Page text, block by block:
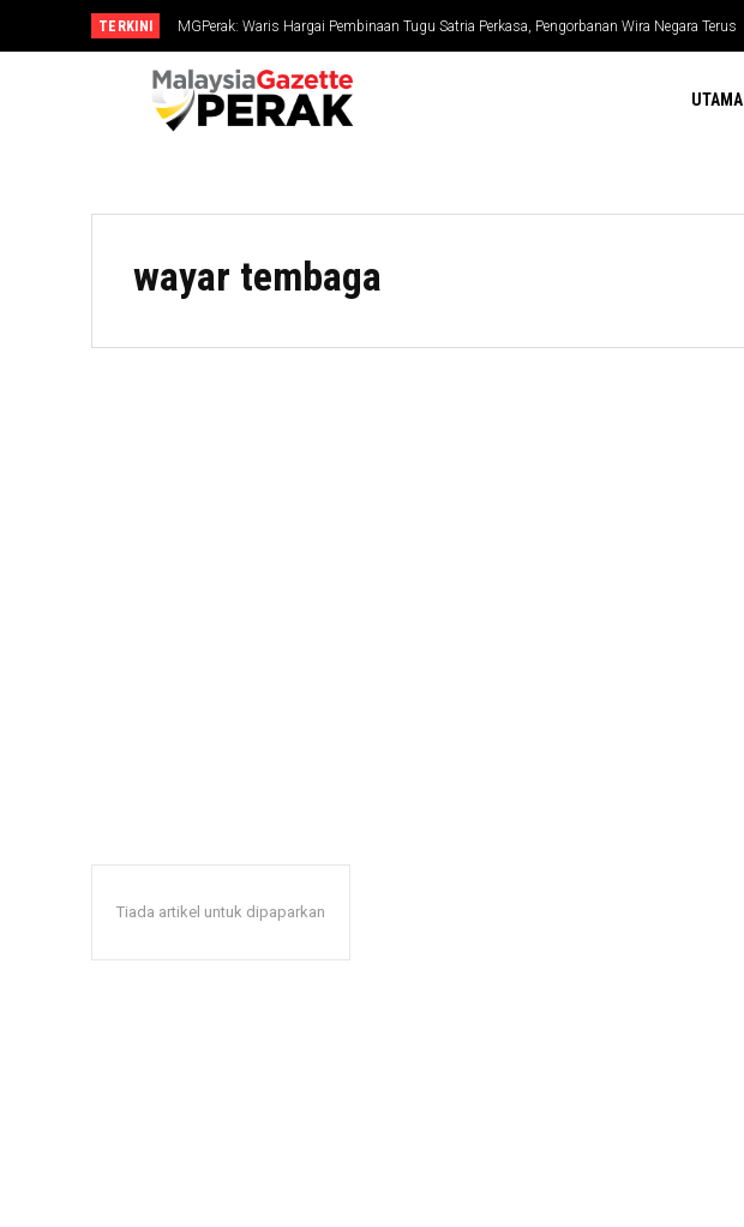
TERKINI
MGPerak: Waris Hargai Pembinaan Tugu Satria Perkasa, Pengorbanan Wira Negara Terus
Dikenang
UTAMA
wayar tembaga
Tiada artikel untuk dipaparkan